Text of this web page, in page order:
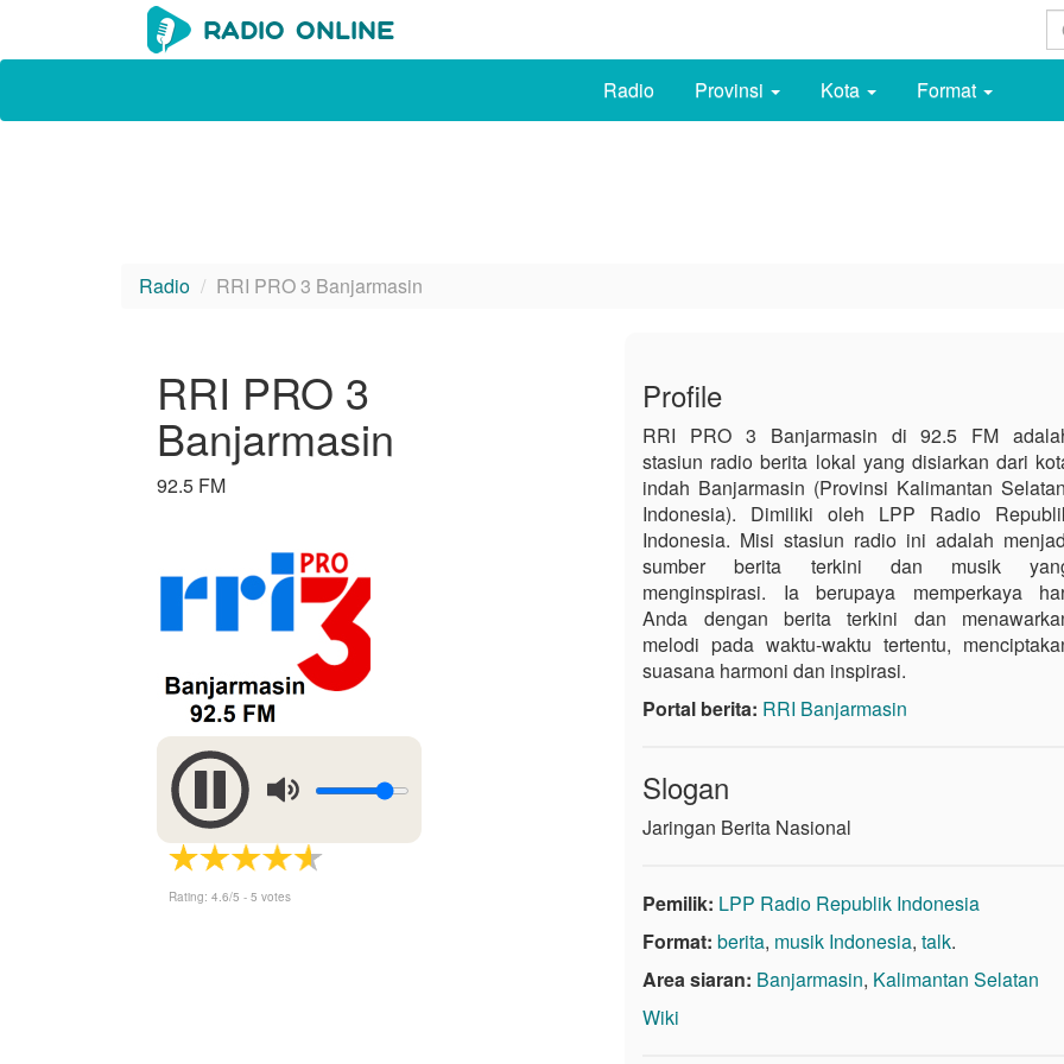
Radio Provinsi Kota Format
Radio RRI PRO 3 Banjarmasin
RRI PRO 3
Banjarmasin
92.5 FM
Rating: 4.6/5 - 5 votes
Profile
RRI PRO 3 Banjarmasin di 92.5 FM
stasiun radio berita lokal yang disiarkan dari
indah Banjarmasin (Provinsi Kalimantan
Indonesia). Dimiliki oleh LPP Radio
Indonesia. Misi stasiun radio ini adalah
sumber berita terkini dan musik
menginspirasi. Ia berupaya memperkaya
Anda dengan berita terkini dan
melodi pada waktu-waktu tertentu,
suasana harmoni dan inspirasi.
Portal berita: RRI Banjarmasin
Slogan
Jaringan Berita Nasional
Pemilik: LPP Radio Republik Indonesia
Format: berita, musik Indonesia,talk.
Area siaran: Banjarmasin, Kalimantan Selatan
Wiki